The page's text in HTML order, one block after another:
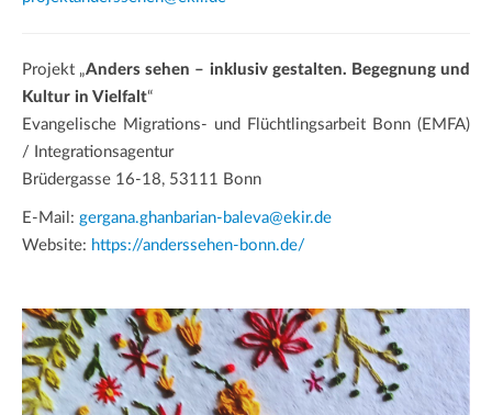
Projekt „Anders sehen – inklusiv gestalten. Begegnung und
Kultur in Vielfalt“
Evangelische Migrations- und Flüchtlingsarbeit Bonn (EMFA)
/ Integrationsagentur
Brüdergasse 16-18, 53111 Bonn
E-Mail: gergana.ghanbarian-baleva@ekir.de
Website: https://anderssehen-bonn.de/